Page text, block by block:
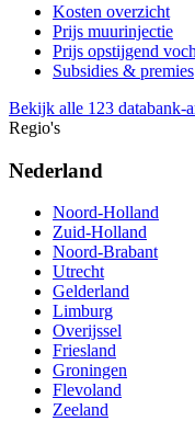
Kosten overzicht
Prijs muurinjectie
Prijs opstijgend
Subsidies & premies
Bekijk alle 123 databank-
Regio's
Nederland
Noord-Holland
Zuid-Holland
Noord-Brabant
Utrecht
Gelderland
Limburg
Overijssel
Friesland
Groningen
Flevoland
Zeeland